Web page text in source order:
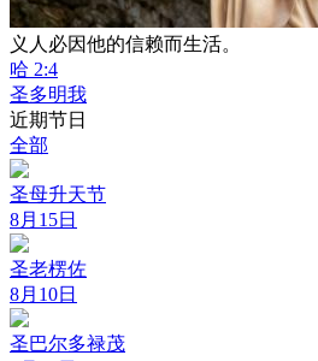
义人必因他的信赖而生活。
哈 2:4
圣多明我
近期节日
全部
圣母升天节
8月15日
圣老楞佐
8月10日
圣巴尔多禄茂